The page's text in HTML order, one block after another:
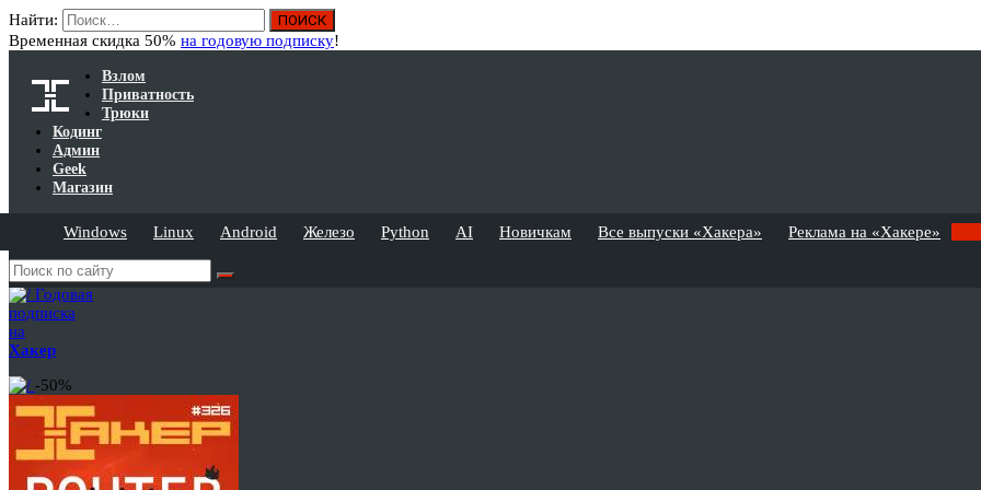
Найти:
Временная скидка 50% на годовую подписку!
Взлом
Приватность
Трюки
Кодинг
Админ
Geek
Магазин
Windows Linux Android Железо Python AI Новичкам Все выпуски «Хакера» Реклама на «Хакере»
Годовая
подписка
на
Хакер
-50%